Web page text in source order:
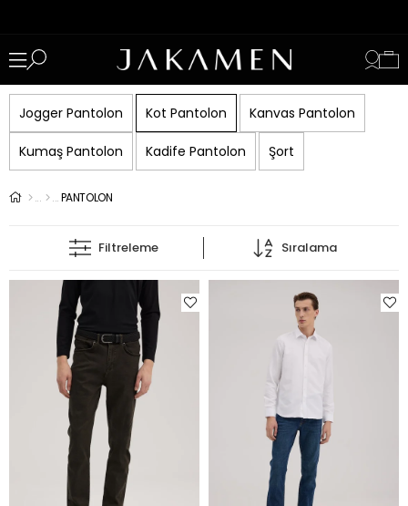
Jogger Pantolon Kot Pantolon Kanvas Pantolon
Kumaş Pantolon Kadife Pantolon Şort
PANTOLON
Filtreleme Sıralama